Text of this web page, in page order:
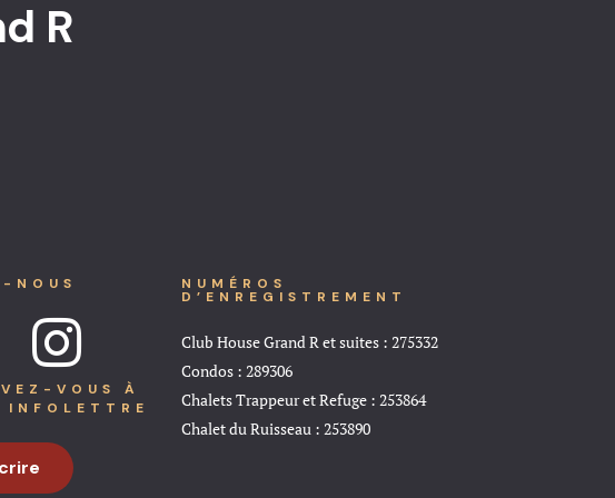
R
NOUS
VOUS À
INFOLETTRE
NUMÉROS
D’ENREGISTREMENT
Club House Grand R et suites : 275332
Condos : 289306
Chalets Trappeur et Refuge : 253864
Chalet du Ruisseau : 253890